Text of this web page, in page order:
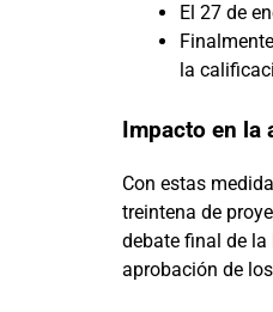
El 27 de
la
Impacto en
Con estas
treintena de
debate final de la
aprobación de